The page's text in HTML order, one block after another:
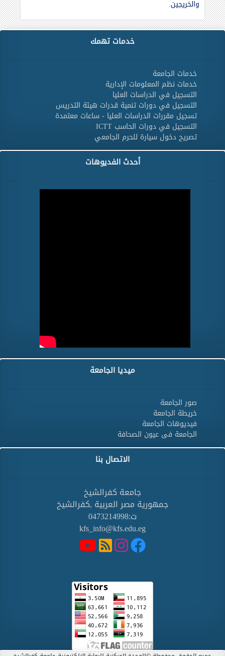
والخريجين.
خدمات تهمك
خدمات الجامعة
خدمات نظم المعلومات الإدارية
التسجيل في الدراسات العليا
التسجيل في دورات تنمية قدرات هيئة التدريس
تسجيل مقررات الدراسات العليا - ساعات معتمدة
التسجيل في دورات الحاسب ICTT
تصريح دخول سيارة للحرم الجامعي
أحدث الفديوهات
ميديا الجامعة
صور الجامعة
خريطة الجامعة
فيديوهات الجامعة
الجامعة فى عيون الصحافة
الاتصال بنا
جامعة كفرالشيخ
جمهورية مصر العربية ,كفرالشيخ
ت:0473214998
kfs_info@kfs.edu.eg